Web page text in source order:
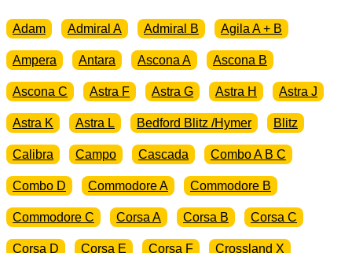
Adam Admiral A Admiral B Agila A + B
Ampera Antara Ascona A Ascona B
Ascona C Astra F Astra G Astra H Astra J
Astra K Astra L Bedford Blitz /Hymer Blitz
Calibra Campo Cascada Combo A B C
Combo D Commodore A Commodore B
Commodore C Corsa A Corsa B Corsa C
Corsa D Corsa E Corsa F Crossland X